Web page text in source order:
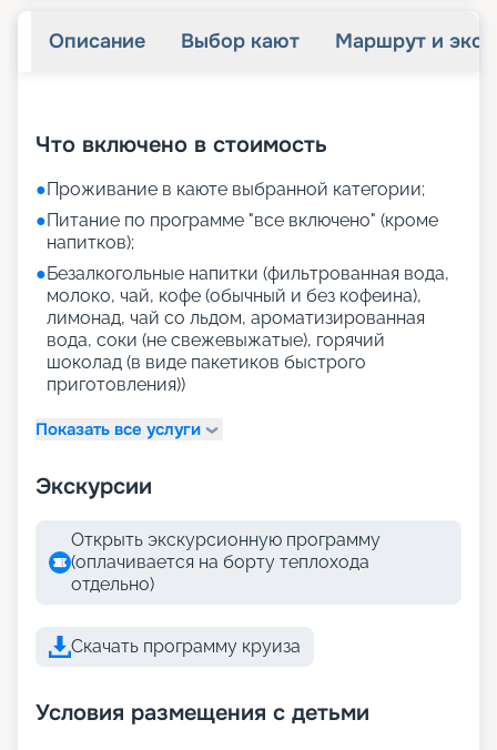
Описание Выбор кают Маршрут и
Что включено в стоимость
●Проживание в каюте выбранной категории;
●Питание по программе "все включено" (кроме
напитков);
●Безалкогольные напитки (фильтрованная вода,
молоко, чай, кофе (обычный и без кофеина),
лимонад, чай со льдом, ароматизированная
вода, соки (не свежевыжатые), горячий
шоколад (в виде пакетиков быстрого
приготовления))
Показать все услуги
Экскурсии
Открыть экскурсионную программу
(оплачивается на борту теплохода
отдельно)
Скачать программу круиза
Условия размещения с детьми